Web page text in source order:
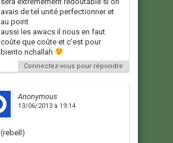
avais de tel unité perfectionner et
au point
aussi les awacs il nous en faut
coûte que coûte et c’est pour
biento nchallah
Connectez-vous pour répondre
Anonymous
13/06/2013 à 19:14
(rebell)